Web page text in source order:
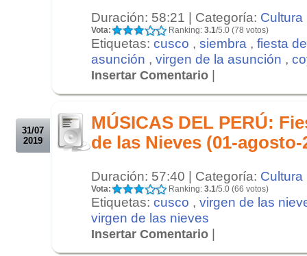
Duración: 58:21 | Categoría: Cultura
Vota: Ranking: 3.1/5.0 (78 votos)
Etiquetas: cusco , siembra , fiesta
asunción , virgen de la asunción ,
Insertar Comentario |
31/07
2019
MÚSICAS DEL PERÚ:
de las Nieves (01-agosto-
Duración: 57:40 | Categoría: Cultura
Vota: Ranking: 3.1/5.0 (66 votos)
Etiquetas: cusco , virgen de las
virgen de las nieves
Insertar Comentario |